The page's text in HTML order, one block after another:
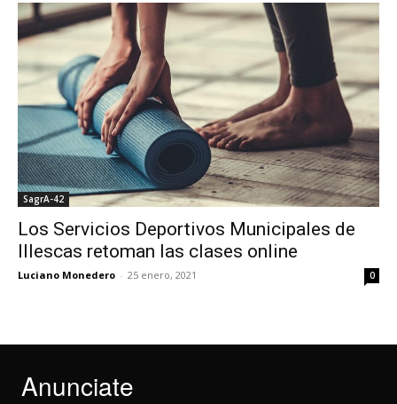
SagrA-42
Los Servicios Deportivos Municipales de
Illescas retoman las clases online
Luciano Monedero - 25 enero, 2021 0
Anunciate